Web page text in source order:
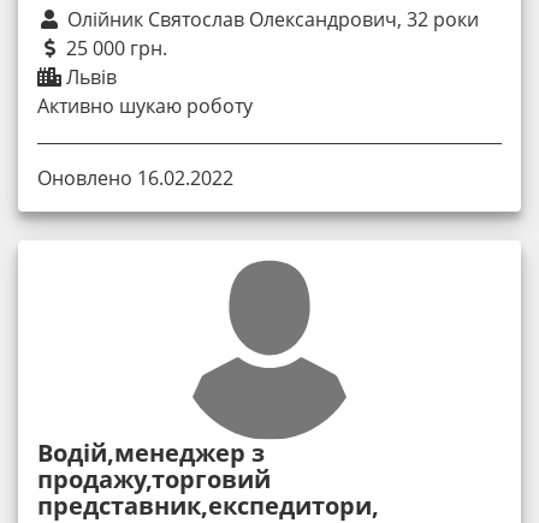
Олійник Святослав Олександрович, 32 роки
25 000 грн.
Львів
Активно шукаю роботу
Оновлено 16.02.2022
Водій,менеджер з
продажу,торговий
представник,експедитори,